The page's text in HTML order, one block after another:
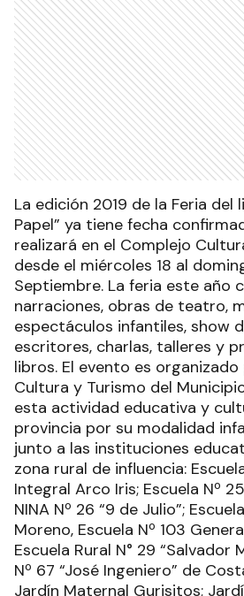
La edición 2019 de la Feria del
Papel” ya tiene fecha
realizará en el Complejo
desde el miércoles 18 al
Septiembre. La feria este año
narraciones, obras de teatro,
espectáculos infantiles, show
escritores, charlas, talleres y
libros. El evento es
Cultura y Turismo del
esta actividad educativa y
provincia por su modalidad
junto a las instituciones
zona rural de influencia:
Integral Arco Iris; Escuela Nº
NINA Nº 26 “9 de Julio”;
Moreno, Escuela Nº 103
Escuela Rural N° 29 “Salvador
Nº 67 “José Ingeniero” de
Jardín Maternal Gurisitos;